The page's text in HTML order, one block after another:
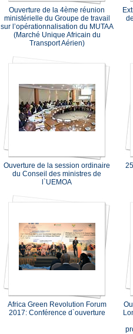
Ouverture de la 4ème réunion
ministérielle du Groupe de travail
sur l’opérationnalisation du MUTAA
(Marché Unique Africain du
Transport Aérien)
Ouverture de la session ordinaire
du Conseil des ministres de
l`UEMOA
Africa Green Revolution Forum
2017: Conférence d`ouverture